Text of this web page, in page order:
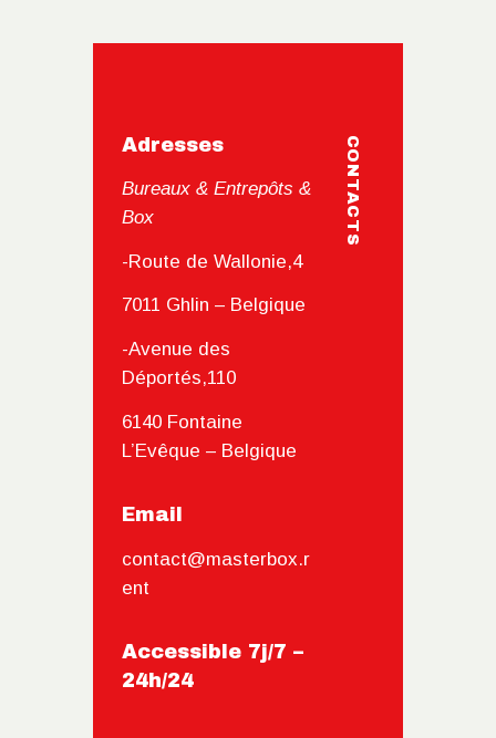
CONTACTS
Adresses
Bureaux & Entrepôts &
Box
-Route de Wallonie,4
7011 Ghlin – Belgique
-Avenue des
Déportés,110
6140 Fontaine
L’Evêque – Belgique
Email
contact@masterbox.r
ent
Accessible 7j/7 –
24h/24